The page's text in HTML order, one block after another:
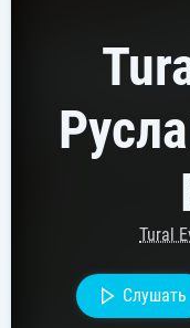
Tural
Слушать